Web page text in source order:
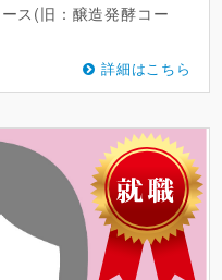
ス(旧：醸造発酵コー
詳細はこちら